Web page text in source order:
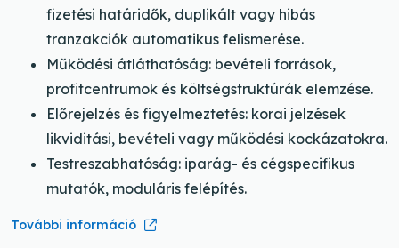
fizetési határidők, duplikált vagy hibás
tranzakciók automatikus felismerése.
Működési átláthatóság: bevételi források,
profitcentrumok és költségstruktúrák elemzése.
Előrejelzés és figyelmeztetés: korai jelzések
likviditási, bevételi vagy működési kockázatokra.
Testreszabhatóság: iparág- és cégspecifikus
mutatók, moduláris felépítés.
További információ